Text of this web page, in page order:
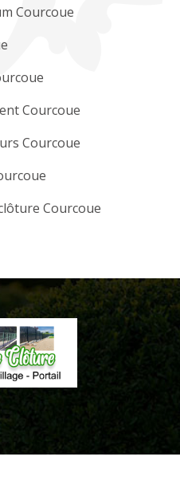
Courcoue
Courcoue
Courcoue
Courcoue